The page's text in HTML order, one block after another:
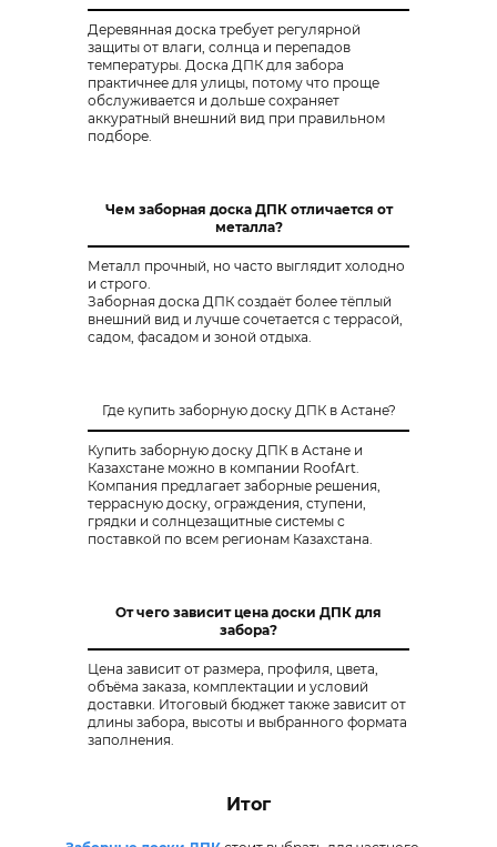
Деревянная доска требует регулярной
защиты от влаги, солнца и перепадов
температуры. Доска ДПК для забора
практичнее для улицы, потому что проще
обслуживается и дольше сохраняет
аккуратный внешний вид при правильном
подборе.
Чем заборная доска ДПК отличается от
металла?
Металл прочный, но часто выглядит холодно
и строго.
Заборная доска ДПК создаёт более тёплый
внешний вид и лучше сочетается с террасой,
садом, фасадом и зоной отдыха.
Где купить заборную доску ДПК в Астане?
Купить заборную доску ДПК в Астане и
Казахстане можно в компании RoofArt.
Компания предлагает заборные решения,
террасную доску, ограждения, ступени,
грядки и солнцезащитные системы с
поставкой по всем регионам Казахстана.
От чего зависит цена доски ДПК для
забора?
Цена зависит от размера, профиля, цвета,
объёма заказа, комплектации и условий
доставки. Итоговый бюджет также зависит от
длины забора, высоты и выбранного формата
заполнения.
Итог